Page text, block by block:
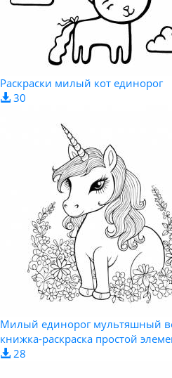
Раскраски милый кот единорог
30
Милый единорог мультяшный
книжка-раскраска простой
28